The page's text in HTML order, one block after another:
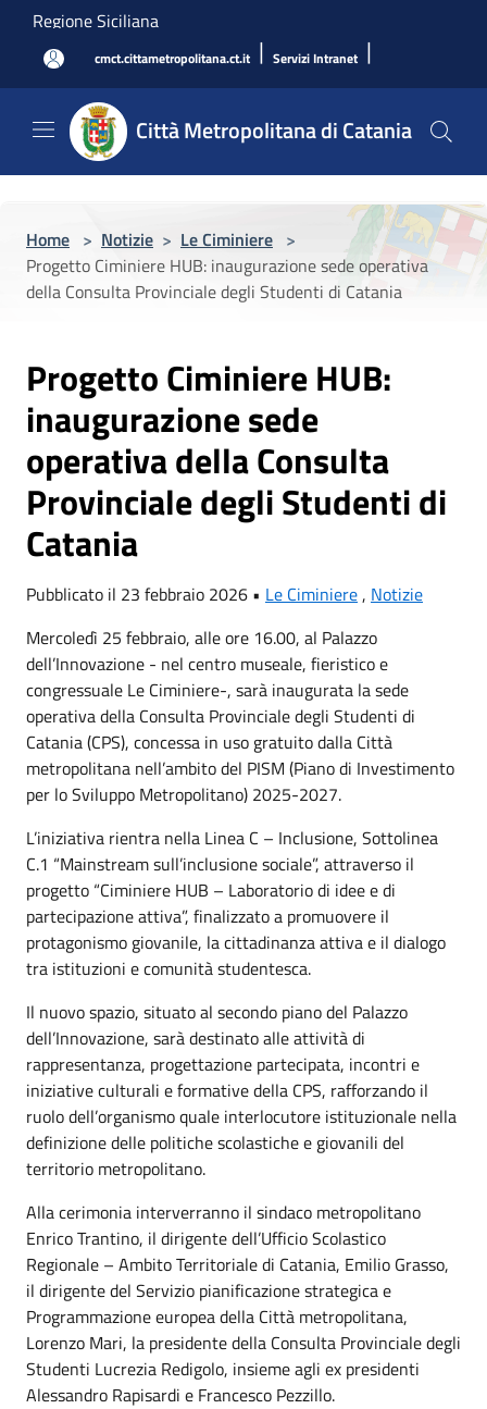
Salta al contenuto principale
Regione Siciliana
cmct.cittametropolitana.ct.it | Servizi Intranet |
Città Metropolitana di Catania
Home > Notizie > Le Ciminiere >
Progetto Ciminiere HUB: inaugurazione sede operativa
della Consulta Provinciale degli Studenti di Catania
Progetto Ciminiere HUB:
inaugurazione sede
operativa della Consulta
Provinciale degli Studenti di
Catania
Pubblicato il 23 febbraio 2026 • Le Ciminiere, Notizie
Mercoledì 25 febbraio, alle ore 16.00, al Palazzo
dell’Innovazione - nel centro museale, fieristico e
congressuale Le Ciminiere-, sarà inaugurata la sede
operativa della Consulta Provinciale degli Studenti di
Catania (CPS), concessa in uso gratuito dalla Città
metropolitana nell’ambito del PISM (Piano di Investimento
per lo Sviluppo Metropolitano) 2025-2027.
L’iniziativa rientra nella Linea C – Inclusione, Sottolinea
C.1 “Mainstream sull’inclusione sociale”, attraverso il
progetto “Ciminiere HUB – Laboratorio di idee e di
partecipazione attiva”, finalizzato a promuovere il
protagonismo giovanile, la cittadinanza attiva e il dialogo
tra istituzioni e comunità studentesca.
Il nuovo spazio, situato al secondo piano del Palazzo
dell’Innovazione, sarà destinato alle attività di
rappresentanza, progettazione partecipata, incontri e
iniziative culturali e formative della CPS, rafforzando il
ruolo dell’organismo quale interlocutore istituzionale nella
definizione delle politiche scolastiche e giovanili del
territorio metropolitano.
Alla cerimonia interverranno il sindaco metropolitano
Enrico Trantino, il dirigente dell’Ufficio Scolastico
Regionale – Ambito Territoriale di Catania, Emilio Grasso,
il dirigente del Servizio pianificazione strategica e
Programmazione europea della Città metropolitana,
Lorenzo Mari, la presidente della Consulta Provinciale degli
Studenti Lucrezia Redigolo, insieme agli ex presidenti
Alessandro Rapisardi e Francesco Pezzillo.